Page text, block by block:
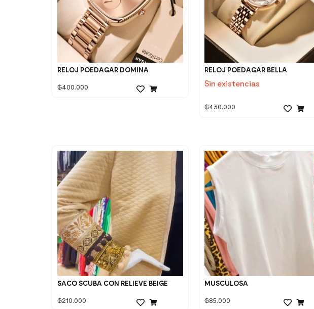
RELOJ POEDAGAR DOMINA
₲400.000
RELOJ POEDAGAR BELLA
Sin existencias
₲430.000
SACO SCUBA CON RELIEVE BEIGE
₲210.000
MUSCULOSA
₲85.000